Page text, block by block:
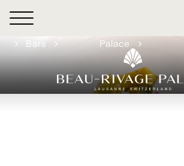
Bars
Palace